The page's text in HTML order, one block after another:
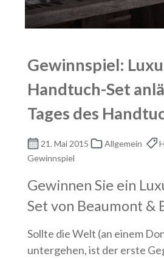
Gewinnspiel:
Handtuch-Set
Tages des
21. Mai 2015 Allgemein
Gewinnspiel
Gewinnen Sie ein
Set von Beaumont &
Sollte die Welt (an einem
untergehen, ist der erste